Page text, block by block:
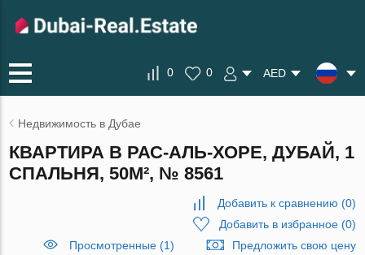
0 0 AED
Недвижимость в Дубае
КВАРТИРА В РАС-АЛЬ-ХОРЕ, ДУБАЙ, 1
СПАЛЬНЯ, 50М², № 8561
Добавить к сравнению (0)
Добавить в избранное(0)
Просмотренные (1)
Предложить свою цену